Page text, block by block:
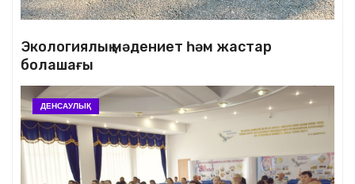
Экологиялық мәдениет һәм жастар
болашағы
ДЕНСАУЛЫҚ